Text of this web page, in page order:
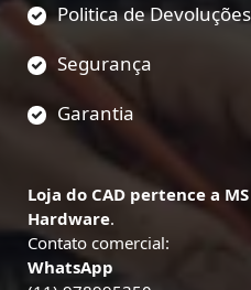
Politica de Devoluções
Segurança
Garantia
Loja do CAD pertence a
Hardware.
Contato comercial:
WhatsApp